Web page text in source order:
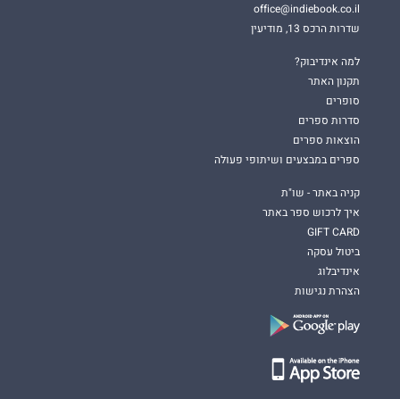
office@indiebook.co.il
שדרות הרכס 13, מודיעין
למה אינדיבוק?
תקנון האתר
סופרים
סדרות ספרים
הוצאות ספרים
ספרים במבצעים ושיתופי פעולה
קניה באתר - שו"ת
איך לרכוש ספר באתר
GIFT CARD
ביטול עסקה
אינדיבלוג
הצהרת נגישות